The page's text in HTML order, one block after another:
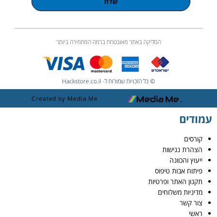
הסליקה באתר מאובטחת ברמה המחמירה ביותר
© כל הזכויות שמורות ל- Hackstore.co.il
Created by Media Me
עמודים
קורסים
הצהרת נגישות
ייעוץ והכוונה
פיתוח אבות טיפוס
תקנון האתר ופרטיות
מדיניות משלוחים
צור קשר
ראשי